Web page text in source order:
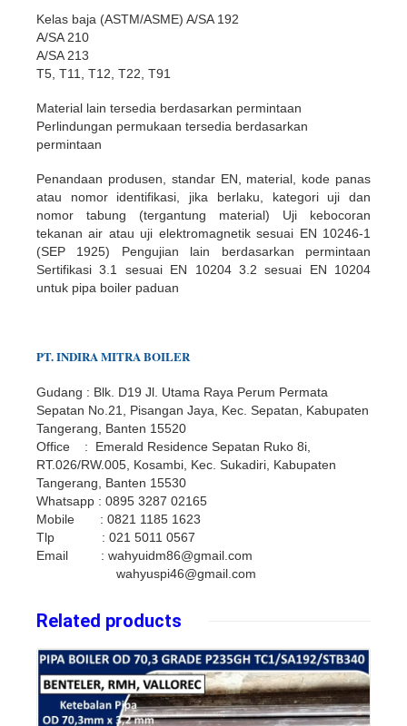
Kelas baja (ASTM/ASME) A/SA 192
A/SA 210
A/SA 213
T5, T11, T12, T22, T91
Material lain tersedia berdasarkan permintaan
Perlindungan permukaan tersedia berdasarkan
permintaan
Penandaan produsen, standar EN, material, kode panas
atau nomor identifikasi, jika berlaku, kategori uji dan
nomor tabung (tergantung material) Uji kebocoran
tekanan air atau uji elektromagnetik sesuai EN 10246-1
(SEP 1925) Pengujian lain berdasarkan permintaan
Sertifikasi 3.1 sesuai EN 10204 3.2 sesuai EN 10204
untuk pipa boiler paduan
PT.INDIRAMITRA BOILER
Gudang : Blk. D19 Jl. Utama Raya Perum Permata
Sepatan No.21, Pisangan Jaya, Kec. Sepatan, Kabupaten
Tangerang, Banten 15520
Office : Emerald Residence Sepatan Ruko 8i,
RT.026/RW.005, Kosambi, Kec. Sukadiri, Kabupaten
Tangerang, Banten 15530
Whatsapp : 0895 3287 02165
Mobile : 0821 1185 1623
Tlp : 021 5011 0567
Email : wahyuidm86@gmail.com
wahyuspi46@gmail.com
Related products
Details